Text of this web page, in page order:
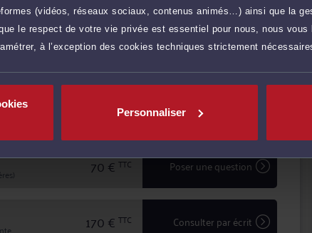
(vidéos, réseaux sociaux, contenus animés…) ainsi que la
le respect de votre vie privée est essentiel pour nous, nous
à l’exception des cookies techniques strictement
Personnaliser
plus
80 € TTC Prendre RDV
50 €TTC Demander un rappel
70 €TTC Poser une question
170 € TTC Consulter par écrit